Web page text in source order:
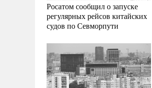
Росатом сообщил о запуске
регулярных рейсов китайских
судов по Севморпути